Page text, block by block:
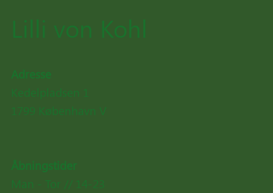
Lilli von Kohl
Adresse
Kedelpladsen 1
1799 København V
Åbningstider
Man - Tor //
14-23